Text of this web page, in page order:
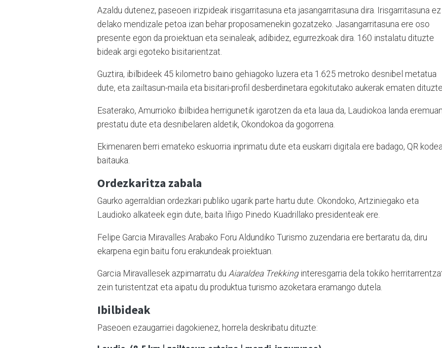
Azaldu dutenez, paseoen irizpideak irisgarritasuna eta jasangarritasuna dira. Irisgarritasuna ez
delako mendizale petoa izan behar proposamenekin gozatzeko. Jasangarritasuna ere oso
presente egon da proiektuan eta seinaleak, adibidez, egurrezkoak dira. 160 instalatu dituzte
bideak argi egoteko bisitarientzat.
Guztira, ibilbideek 45 kilometro baino gehiagoko luzera eta 1.625 metroko desnibel metatua
dute, eta zailtasun-maila eta bisitari-profil desberdinetara egokitutako aukerak ematen
Esaterako, Amurrioko ibilbidea herrigunetik igarotzen da eta laua da, Laudiokoa landa
prestatu dute eta desnibelaren aldetik, Okondokoa da gogorrena.
Ekimenaren berri emateko eskuorria inprimatu dute eta euskarri digitala ere badago, QR
baitauka.
Ordezkaritza zabala
Gaurko agerraldian ordezkari publiko ugarik parte hartu dute. Okondoko, Artziniegako eta
Laudioko alkateek egin dute, baita Iñigo Pinedo Kuadrillako presidenteak ere.
Felipe Garcia Miravalles Arabako Foru Aldundiko Turismo zuzendaria ere bertaratu da, diru
ekarpena egin baitu foru erakundeak proiektuan.
Garcia Miravallesek azpimarratu du Aiaraldea Trekkinginteresgarria dela tokiko
zein turistentzat eta aipatu du produktua turismo azoketara eramango dutela.
Ibilbideak
Paseoen ezaugarriei dagokienez, horrela deskribatu dituzte: